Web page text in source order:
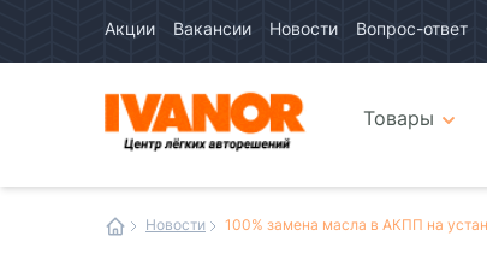
Акции Вакансии Новости Вопрос-ответ
интернетТовары
Новости 100% замена масла в АКПП на